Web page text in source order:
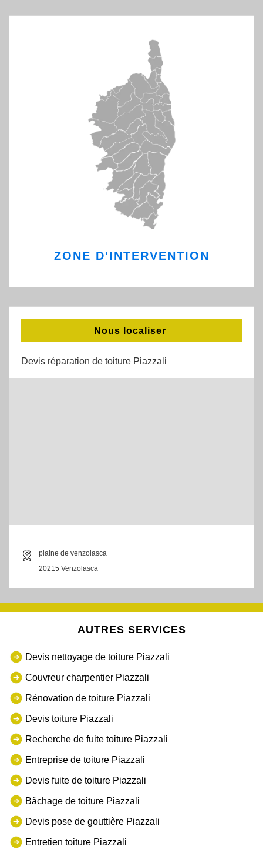
ZONE D'INTERVENTION
Nous localiser
Devis réparation de toiture Piazzali
plaine de venzolasca
20215 Venzolasca
AUTRES SERVICES
Devis nettoyage de toiture Piazzali
Couvreur charpentier Piazzali
Rénovation de toiture Piazzali
Devis toiture Piazzali
Recherche de fuite toiture Piazzali
Entreprise de toiture Piazzali
Devis fuite de toiture Piazzali
Bâchage de toiture Piazzali
Devis pose de gouttière Piazzali
Entretien toiture Piazzali